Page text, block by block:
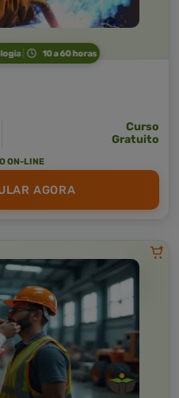
10 a 60 horas
Curso
Gratuito
ON-LINE
AGORA